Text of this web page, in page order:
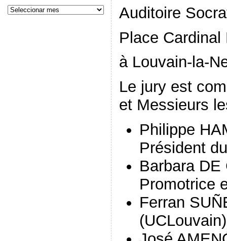
Auditoire
Place Cardinal
à Louvain-la-
Le jury est
et Messieurs
Philippe
Président
Barbara DE
Promotrice
Ferran